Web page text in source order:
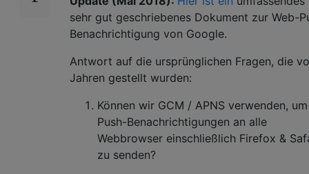
sehr gut geschriebenes Dokument zur Web-
Benachrichtigung von Google.
Antwort auf die ursprünglichen Fragen, die
Jahren gestellt wurden:
Können wir GCM / APNS verwenden, um
Push-Benachrichtigungen an alle
Webbrowser einschließlich Firefox &
zu senden?